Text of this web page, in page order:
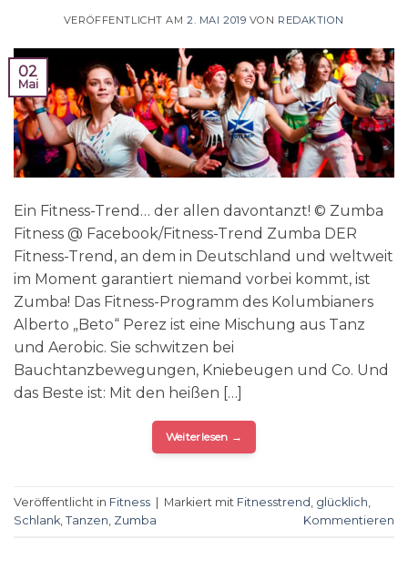
VERÖFFENTLICHT AM2. MAI 2019 VON REDAKTION
02
Mai
Ein Fitness-Trend… der allen davontanzt! © Zumba
Fitness @ Facebook/Fitness-Trend Zumba DER
Fitness-Trend, an dem in Deutschland und weltweit
im Moment garantiert niemand vorbei kommt, ist
Zumba! Das Fitness-Programm des Kolumbianers
Alberto „Beto“ Perez ist eine Mischung aus Tanz
und Aerobic. Sie schwitzen bei
Bauchtanzbewegungen, Kniebeugen und Co. Und
das Beste ist: Mit den heißen […]
Weiterlesen →
Veröffentlicht in Fitness | Markiert mit Fitnesstrend glücklich
Schlank Tanzen Zumba Kommentieren